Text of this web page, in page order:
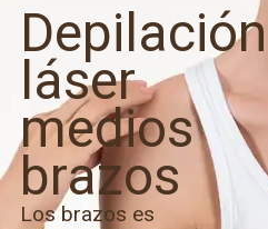
Depilación
láser
medios
brazos
Los brazos es